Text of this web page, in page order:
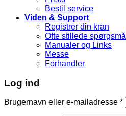
Bestil service
Viden & Support
Registrer din kran
Ofte stillede spørgsmål
Manualer og Links
Messe
Forhandler
Log ind
Brugernavn eller e-mailadresse *